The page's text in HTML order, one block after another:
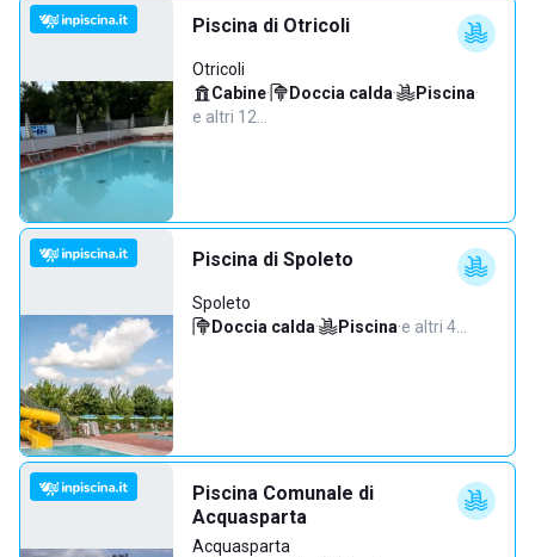
Piscina di Otricoli
Otricoli
Cabine· Doccia calda· Piscina·
e altri 12…
Piscina di Spoleto
Spoleto
Doccia calda· Piscina·e altri 4…
Piscina Comunale di
Acquasparta
Acquasparta